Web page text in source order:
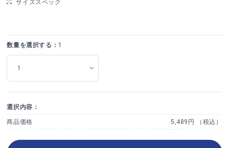
サイズスペック
数量を選択する： 1
選択内容：
商品価格 5,489円 （税込）